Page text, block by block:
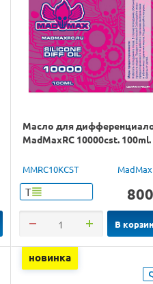
Масло для
MadMaxRC 10000cst. 100ml.
MMRC10KCST
Т 800
В
новинка